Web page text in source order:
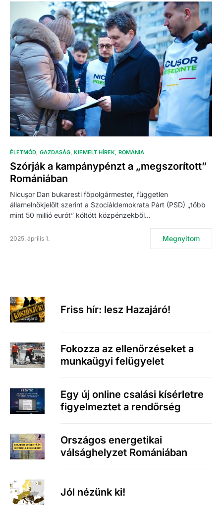
ÉLETMÓD GAZDASÁG KIEMELT HÍREK ROMÁNIA
Szórják a kampánypénzt a „megszorított”
Romániában
Nicuşor Dan bukaresti főpolgármester, független
államelnökjelölt szerint a Szociáldemokrata Párt (PSD) „több
mint 50 millió eurót” költött közpénzekből…
2025. április 1. Megnyitom
Friss hír: lesz Hazajáró!
Fokozza az ellenőrzéseket a
munkaügyi felügyelet
Egy új online csalási kísérletre
figyelmeztet a rendőrség
Országos energetikai
válsághelyzet Romániában
Jól nézünk ki!